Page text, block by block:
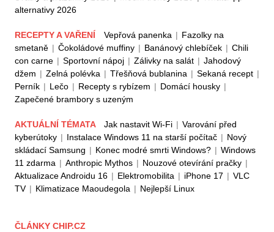
alternativy 2026
RECEPTY A VAŘENÍ Vepřová panenka | Fazolky na
smetaně | Čokoládové muffiny | Banánový chlebíček | Chili
con carne | Sportovní nápoj | Zálivky na salát | Jahodový
džem | Zelná polévka | Třešňová bublanina | Sekaná recept |
Perník | Lečo | Recepty s rybízem | Domácí housky |
Zapečené brambory s uzeným
AKTUÁLNÍ TÉMATA Jak nastavit Wi-Fi | Varování před
kyberútoky | Instalace Windows 11 na starší počítač | Nový
skládací Samsung | Konec modré smrti Windows? | Windows
11 zdarma | Anthropic Mythos | Nouzové otevírání pračky |
Aktualizace Androidu 16 | Elektromobilita | iPhone 17 | VLC
TV | Klimatizace Maoudegola | Nejlepší Linux
ČLÁNKY CHIP.CZ